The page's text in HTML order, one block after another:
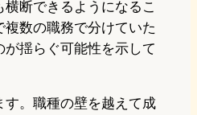
断できるようになるこ
複数の職務で分けていた
揺らぐ可能性を示して
。職種の壁を越えて成